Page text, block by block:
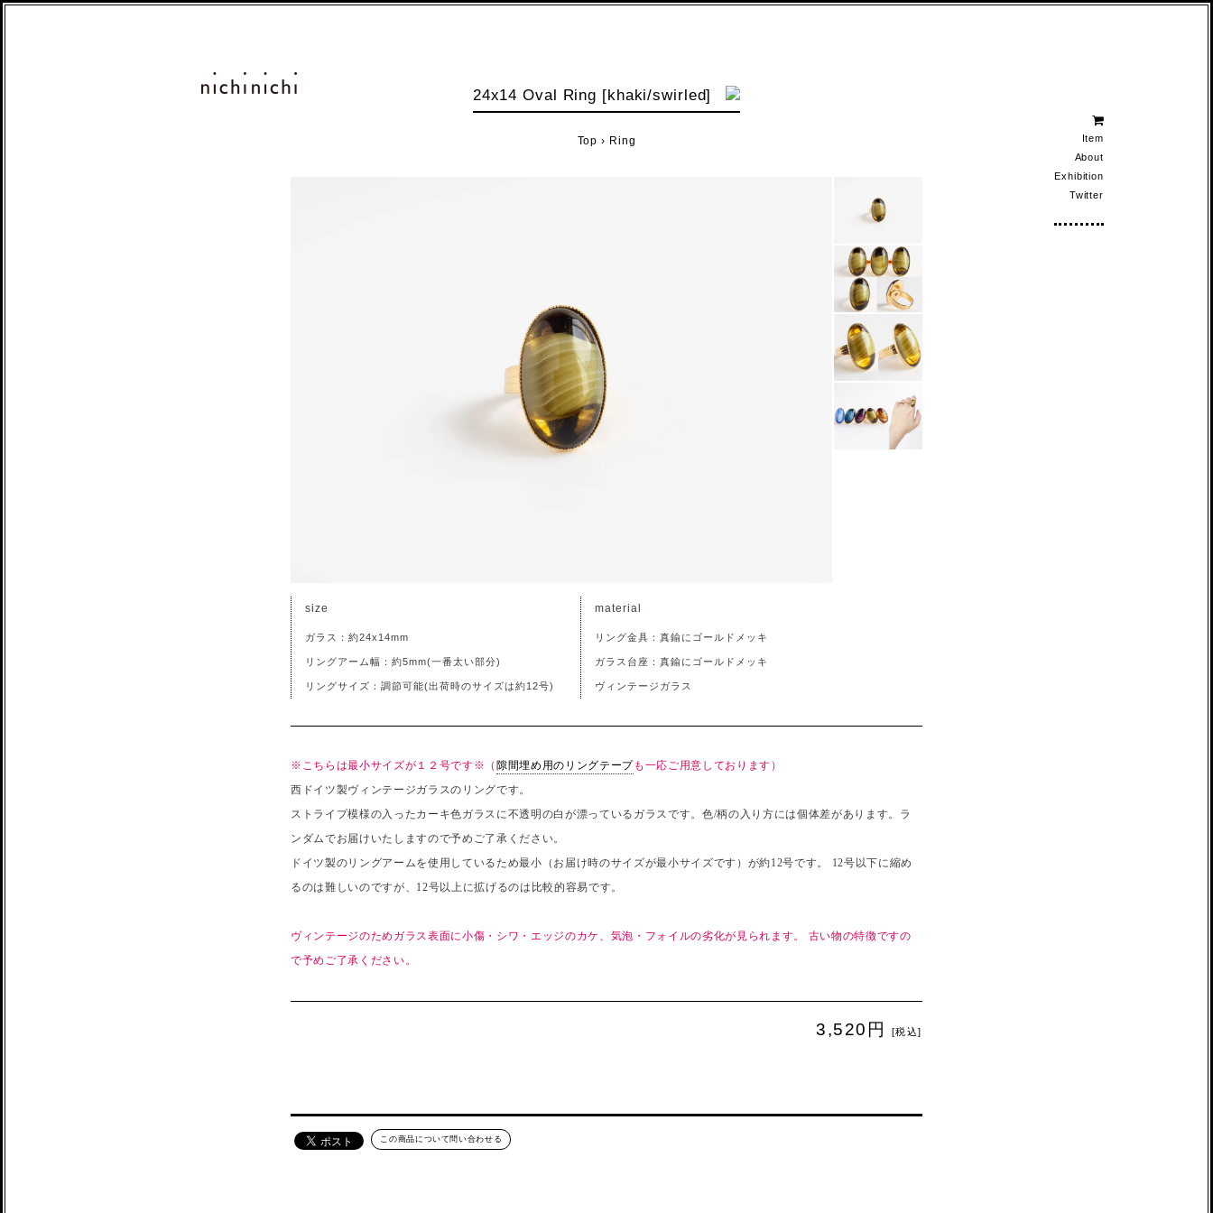
Item
About
Exhibition
Twitter
24x14 Oval Ring [khaki/swirled]
Top › Ring
size
ガラス：約24x14mm
リングアーム幅：約5mm(一番太い部分)
リングサイズ：調節可能(出荷時のサイズは約12号)
material
リング金具：真鍮にゴールドメッキ
ガラス台座：真鍮にゴールドメッキ
ヴィンテージガラス
※こちらは最小サイズが１２号です※（ 隙間埋め用のリングテープも一応ご用意しております）
西ドイツ製ヴィンテージガラスのリングです。
ストライプ模様の入ったカーキ色ガラスに不透明の白が漂っているガラスです。色/柄の入り方には個体差があります。ラ
ンダムでお届けいたしますので予めご了承ください。
ドイツ製のリングアームを使用しているため最小（お届け時のサイズが最小サイズです）が約12号です。 12号以下に縮め
るのは難しいのですが、12号以上に拡げるのは比較的容易です。
ヴィンテージのためガラス表面に小傷・シワ・エッジのカケ、気泡・フォイルの劣化が見られます。 古い物の特徴ですの
で予めご了承ください。
3,520円 [税込]
この商品について問い合わせる